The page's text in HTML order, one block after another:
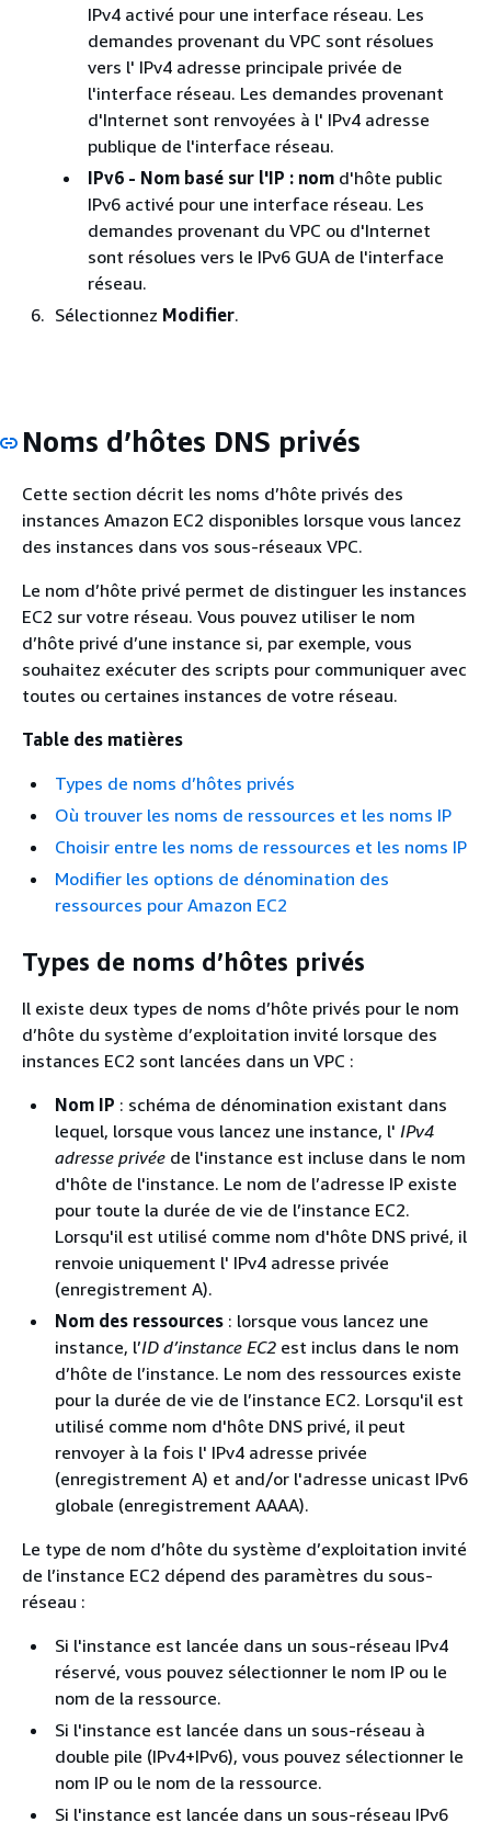
IPv4 activé pour une interface réseau. Les
demandes provenant du VPC sont résolues
vers l' IPv4 adresse principale privée de
l'interface réseau. Les demandes provenant
d'Internet sont renvoyées à l' IPv4 adresse
publique de l'interface réseau.
IPv6 - Nom basé sur l'IP : nom d'hôte public
IPv6 activé pour une interface réseau. Les
demandes provenant du VPC ou d'Internet
sont résolues vers le IPv6 GUA de l'interface
réseau.
Sélectionnez Modifier.
Noms d’hôtes DNS privés
Cette section décrit les noms d’hôte privés des
instances Amazon EC2 disponibles lorsque vous lancez
des instances dans vos sous-réseaux VPC.
Le nom d’hôte privé permet de distinguer les instances
EC2 sur votre réseau. Vous pouvez utiliser le nom
d’hôte privé d’une instance si, par exemple, vous
souhaitez exécuter des scripts pour communiquer avec
toutes ou certaines instances de votre réseau.
Table des matières
Types de noms d’hôtes privés
Où trouver les noms de ressources et les noms IP
Choisir entre les noms de ressources et les noms IP
Modifier les options de dénomination des
ressources pour Amazon EC2
Types de noms d’hôtes privés
Il existe deux types de noms d’hôte privés pour le nom
d’hôte du système d’exploitation invité lorsque des
instances EC2 sont lancées dans un VPC :
Nom IP : schéma de dénomination existant dans
lequel, lorsque vous lancez une instance, l' IPv4
adresse privée de l'instance est incluse dans le nom
d'hôte de l'instance. Le nom de l’adresse IP existe
pour toute la durée de vie de l’instance EC2.
Lorsqu'il est utilisé comme nom d'hôte DNS privé, il
renvoie uniquement l' IPv4 adresse privée
(enregistrement A).
Nom des ressources : lorsque vous lancez une
instance, l’ID d’instance EC2 est inclus dans le nom
d’hôte de l’instance. Le nom des ressources existe
pour la durée de vie de l’instance EC2. Lorsqu'il est
utilisé comme nom d'hôte DNS privé, il peut
renvoyer à la fois l' IPv4 adresse privée
(enregistrement A) et and/or l'adresse unicast IPv6
globale (enregistrement AAAA).
Le type de nom d’hôte du système d’exploitation invité
de l’instance EC2 dépend des paramètres du sous-
réseau :
Si l'instance est lancée dans un sous-réseau IPv4
réservé, vous pouvez sélectionner le nom IP ou le
nom de la ressource.
Si l'instance est lancée dans un sous-réseau à
double pile (IPv4+IPv6), vous pouvez sélectionner le
nom IP ou le nom de la ressource.
Si l'instance est lancée dans un sous-réseau IPv6